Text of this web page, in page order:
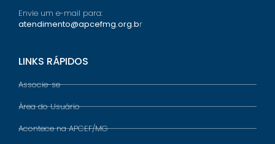
Envie um e-mail para:
atendimento@apcefmg.org.br
LINKS RÁPIDOS
Associe-se
Área do Usuário
Acontece na APCEF/MG